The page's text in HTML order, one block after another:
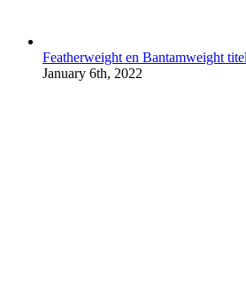
Featherweight en Bantamweight
January 6th, 2022